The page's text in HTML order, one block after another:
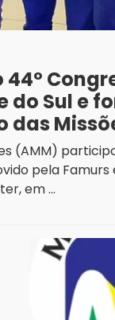
do Sul e
das
(AMM)
pela
em ...